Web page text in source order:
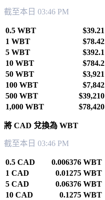
截至本日 03:46 PM
0.5 WBT
$39.21
1 WBT
$78.42
5 WBT
$392.1
10 WBT
$784.2
50 WBT
$3,921
100 WBT
$7,842
500 WBT
$39,210
1,000 WBT
$78,420
將 CAD 兌換為 WBT
截至本日 03:46 PM
0.5 CAD
0.006376 WBT
1 CAD
0.01275 WBT
5 CAD
0.06376 WBT
10 CAD
0.1275 WBT